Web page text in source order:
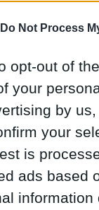
Do Not Process
opt-out of
your
by
your
is
ads based